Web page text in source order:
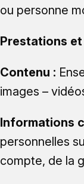
ou personne
Prestations
Contenu :
images –
Informations
personnelles
compte, de la